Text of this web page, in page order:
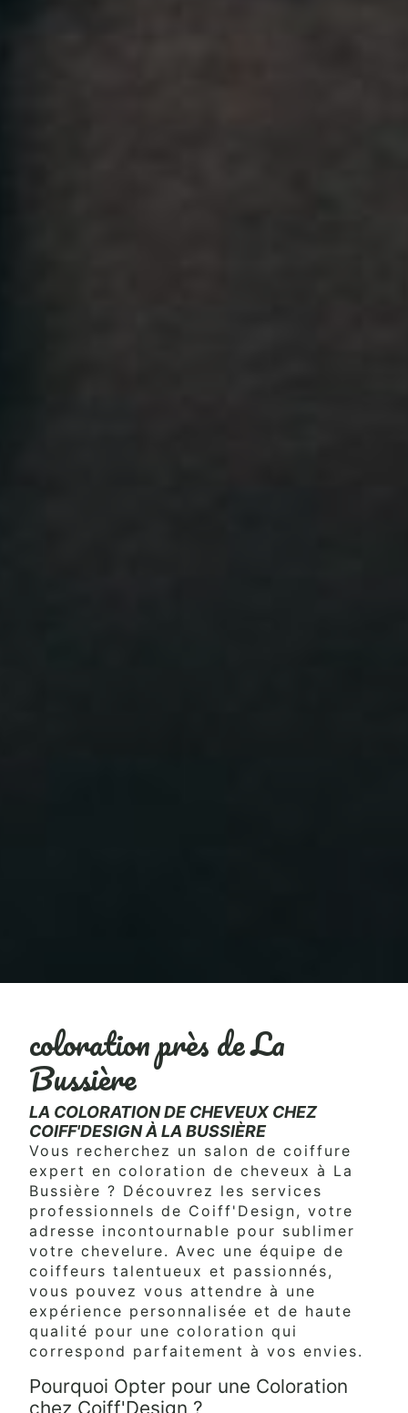
coloration près de La
Bussière
LA COLORATION DE CHEVEUX CHEZ
COIFF'DESIGN À LA BUSSIÈRE
Vous recherchez un salon de coiffure
expert en coloration de cheveux à La
Bussière ? Découvrez les services
professionnels de Coiff'Design, votre
adresse incontournable pour sublimer
votre chevelure. Avec une équipe de
coiffeurs talentueux et passionnés,
vous pouvez vous attendre à une
expérience personnalisée et de haute
qualité pour une coloration qui
correspond parfaitement à vos envies.
Pourquoi Opter pour une Coloration
chez Coiff'Design ?